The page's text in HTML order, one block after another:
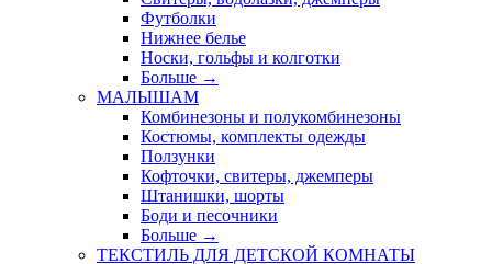
Футболки
Нижнее белье
Носки, гольфы и колготки
Больше →
МАЛЫШАМ
Комбинезоны и полукомбинезоны
Костюмы, комплекты одежды
Ползунки
Кофточки, свитеры, джемперы
Штанишки, шорты
Боди и песочники
Больше →
ТЕКСТИЛЬ ДЛЯ ДЕТСКОЙ КОМНАТЫ